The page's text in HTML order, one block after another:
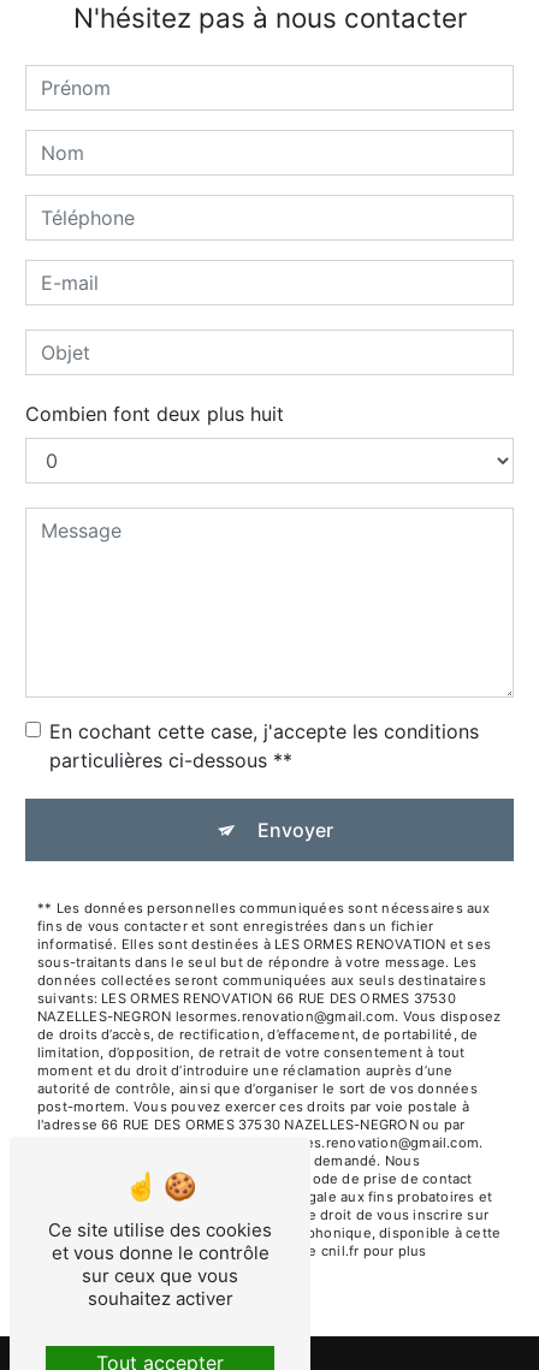
N'hésitez pas à nous contacter
Combien font deux plus huit
En cochant cette case, j'accepte les conditions
particulières ci-dessous **
Envoyer
** Les données personnelles communiquées sont nécessaires aux
fins de vous contacter et sont enregistrées dans un fichier
informatisé. Elles sont destinées à LES ORMES RENOVATION et ses
sous-traitants dans le seul but de répondre à votre message. Les
données collectées seront communiquées aux seuls destinataires
suivants: LES ORMES RENOVATION 66 RUE DES ORMES 37530
NAZELLES-NEGRON lesormes.renovation@gmail.com. Vous disposez
de droits d’accès, de rectification, d’effacement, de portabilité, de
limitation, d’opposition, de retrait de votre consentement à tout
moment et du droit d’introduire une réclamation auprès d’une
autorité de contrôle, ainsi que d’organiser le sort de vos données
post-mortem. Vous pouvez exercer ces droits par voie postale à
l'adresse 66 RUE DES ORMES 37530 NAZELLES-NEGRON ou par
courrier électronique à l'adresse lesormes.renovation@gmail.com.
Un justificatif d'identité pourra vous être demandé. Nous
conservons vos données pendant la période de prise de contact
puis pendant la durée de prescription légale aux fins probatoires et
de gestion des contentieux. Vous avez le droit de vous inscrire sur
la liste d'opposition au démarchage téléphonique, disponible à cette
adresse: Bloctel.gouv.fr . Consultez le site cnil.fr pour plus
d’informations sur vos droits.
Ce site utilise des cookies
et vous donne le contrôle
sur ceux que vous
souhaitez activer
Tout accepter